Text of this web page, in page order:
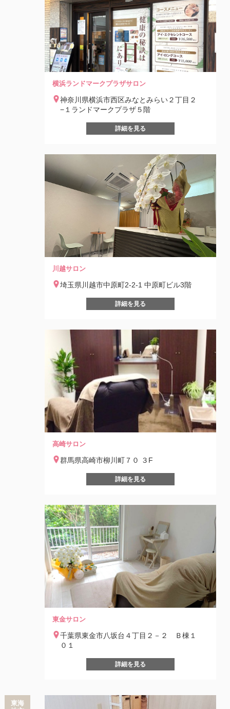
横浜ランドマークプラザサロン
神奈川県横浜市西区みなとみらい２丁目２
−１ランドマークプラザ５階
詳細を見る
川越サロン
埼玉県川越市中原町2-2-1 中原町ビル3階
詳細を見る
高崎サロン
群馬県高崎市柳川町７０ ３F
詳細を見る
東金サロン
千葉県東金市八坂台４丁目２－２ Ｂ棟１
０１
詳細を見る
東海